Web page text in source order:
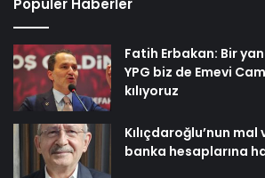
Popüler Haberler
Fatih Erbakan: Bir
YPG biz de Emevi
kılıyoruz
Kılıçdaroğlu’nun mal
banka hesaplarına